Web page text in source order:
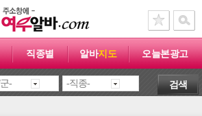
직종별 알바지도 오늘본광고
검색